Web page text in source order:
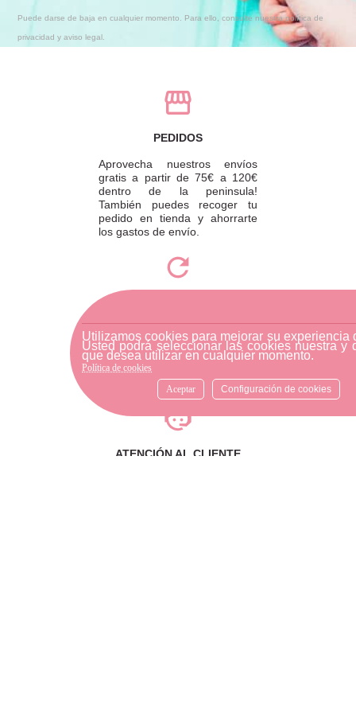
Utilizamos cookies para mejorar su experiencia
Usted podrá seleccionar las cookies nuestra y
que desea utilizar en cualquier momento.
Política de cookies
Aceptar
Configuración de cookies
Puede darse de baja en cualquier momento. Para ello, consulte nuestra política de
privacidad y aviso legal.
PEDIDOS
Aprovecha nuestros envíos
gratis a partir de 75€ a 120€
dentro de la peninsula!
También puedes recoger tu
pedido en tienda y ahorrarte
los gastos de envío.
Para realizar una devolución,
por favor envíe su pedido a
través de una empresa de
mensajería o diríjase a la
tienda física más cercana.
ATENCIÓN AL CLIENTE